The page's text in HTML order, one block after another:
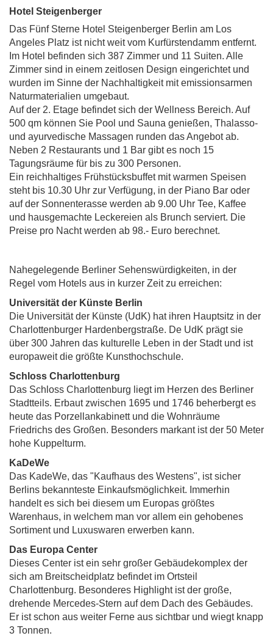
Hotel Steigenberger
Das Fünf Sterne Hotel Steigenberger Berlin am Los
Angeles Platz ist nicht weit vom Kurfürstendamm entfernt.
Im Hotel befinden sich 387 Zimmer und 11 Suiten. Alle
Zimmer sind in einem zeitlosen Design eingerichtet und
wurden im Sinne der Nachhaltigkeit mit emissionsarmen
Naturmaterialien umgebaut.
Auf der 2. Etage befindet sich der Wellness Bereich. Auf
500 qm können Sie Pool und Sauna genießen, Thalasso-
und ayurvedische Massagen runden das Angebot ab.
Neben 2 Restaurants und 1 Bar gibt es noch 15
Tagungsräume für bis zu 300 Personen.
Ein reichhaltiges Frühstücksbuffet mit warmen Speisen
steht bis 10.30 Uhr zur Verfügung, in der Piano Bar oder
auf der Sonnenterasse werden ab 9.00 Uhr Tee, Kaffee
und hausgemachte Leckereien als Brunch serviert. Die
Preise pro Nacht werden ab 98.- Euro berechnet.
Nahegelegende Berliner Sehenswürdigkeiten, in der
Regel vom Hotels aus in kurzer Zeit zu erreichen:
Universität der Künste Berlin
Die Universität der Künste (UdK) hat ihren Hauptsitz in der
Charlottenburger Hardenbergstraße. De UdK prägt sie
über 300 Jahren das kulturelle Leben in der Stadt und ist
europaweit die größte Kunsthochschule.
Schloss Charlottenburg
Das Schloss Charlottenburg liegt im Herzen des Berliner
Stadtteils. Erbaut zwischen 1695 und 1746 beherbergt es
heute das Porzellankabinett und die Wohnräume
Friedrichs des Großen. Besonders markant ist der 50 Meter
hohe Kuppelturm.
KaDeWe
Das KadeWe, das "Kaufhaus des Westens", ist sicher
Berlins bekannteste Einkaufsmöglichkeit. Immerhin
handelt es sich bei diesem um Europas größtes
Warenhaus, in welchem man vor allem ein gehobenes
Sortiment und Luxuswaren erwerben kann.
Das Europa Center
Dieses Center ist ein sehr großer Gebäudekomplex der
sich am Breitscheidplatz befindet im Ortsteil
Charlottenburg. Besonderes Highlight ist der große,
drehende Mercedes-Stern auf dem Dach des Gebäudes.
Er ist schon aus weiter Ferne aus sichtbar und wiegt knapp
3 Tonnen.